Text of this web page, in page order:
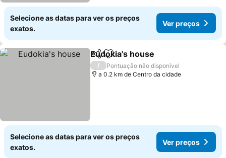
Selecione as datas para ver os preços
exatos.
Ver preços
PartilharAdicionar aos favoritos
Eudokia's house
/
Pontuação não disponível
a 0.2 km de Centro da cidade
Selecione as datas para ver os preços
exatos.
Ver preços